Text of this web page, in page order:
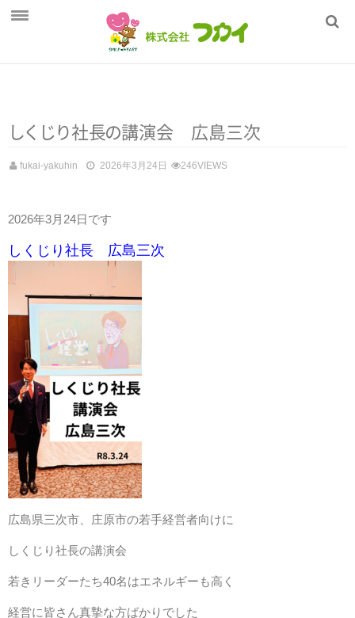
商品一覧
しく じ り社長の講演会 広島三次
fukai-yakuhin 2026年3月24日 246VIEWS
2026年3月24日です
しくじり社長 広島三次
広島県三次市、庄原市の若手経営者向けに
しくじり社長の講演会
若きリーダーたち40名はエネルギーも高く
経営に皆さん真摯な方ばかりでした